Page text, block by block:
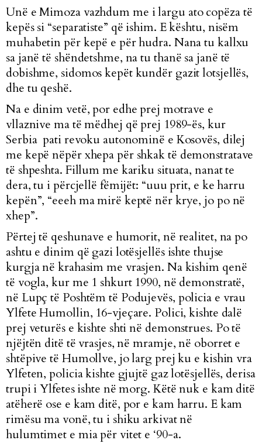
Unë e Mimoza vazhdum me i largu ato copëza të
kepës si “separatiste” që ishim. E kështu, nisëm
muhabetin për kepë e për hudra. Nana tu kallxu
sa janë të shëndetshme, na tu thanë sa janë të
dobishme, sidomos kepët kundër gazit lotsjellës,
dhe tu qeshë.
Na e dinim vetë, por edhe prej motrave e
vllaznive ma të mëdhej që prej 1989-ës, kur
Serbia pati revoku autonominë e Kosovës, dilej
me kepë nëpër xhepa për shkak të demonstratave
të shpeshta. Fillum me kariku situata, nanat te
dera, tu i përcjellë fëmijët: “uuu prit, e ke harru
kepën”, “eeeh ma mirë keptë nër krye, jo po në
xhep”.
Përtej të qeshunave e humorit, në realitet, na po
ashtu e dinim që gazi lotësjellës ishte thujse
kurgja në krahasim me vrasjen. Na kishim qenë
të vogla, kur me 1 shkurt 1990, në demonstratë,
në Lupç të Poshtëm të Podujevës, policia e vrau
Ylfete Humollin, 16-vjeçare. Polici, kishte dalë
prej veturës e kishte shti në demonstrues. Po të
njëjtën ditë të vrasjes, në mramje, në oborret e
shtëpive të Humollve, jo larg prej ku e kishin vra
Ylfeten, policia kishte gjujtë gaz lotësjellës, derisa
trupi i Ylfetes ishte në morg. Këtë nuk e kam ditë
atëherë ose e kam ditë, por e kam harru. E kam
rimësu ma vonë, tu i shiku arkivat në
hulumtimet e mia për vitet e ‘90-a.